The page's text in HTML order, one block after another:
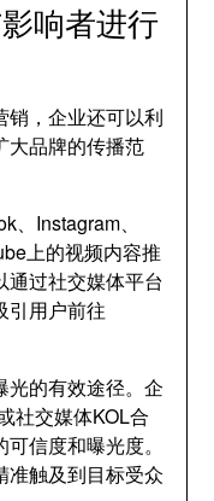
响者进行
销，企业还可以利
大品牌的传播范
Instagram、
上的视频内容推
通过社交媒体平台
引用户前往
光的有效途径。企
社交媒体KOL合
信度和曝光度。
准触及到目标受众